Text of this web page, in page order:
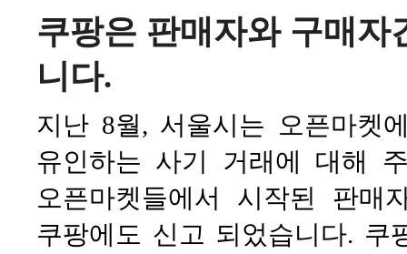
쿠팡은 판매자와 구매자
니다.
지난 8월, 서울시는 오픈마켓
유인하는 사기 거래에 대해
오픈마켓들에서 시작된 판
쿠팡에도 신고 되었습니다. 쿠